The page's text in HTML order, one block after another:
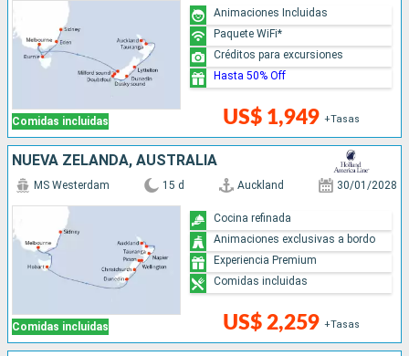
Comidas incluidas US$ 1,949 +Tasas
Animaciones Incluidas
Paquete WiFi*
Créditos para excursiones
Hasta 50% Off
NUEVA ZELANDA, AUSTRALIA
Comidas incluidas
MS Westerdam 15 d Auckland 30/01/2028
US$ 2,259 +Tasas
Cocina refinada
Animaciones exclusivas a bordo
Experiencia Premium
Comidas incluidas